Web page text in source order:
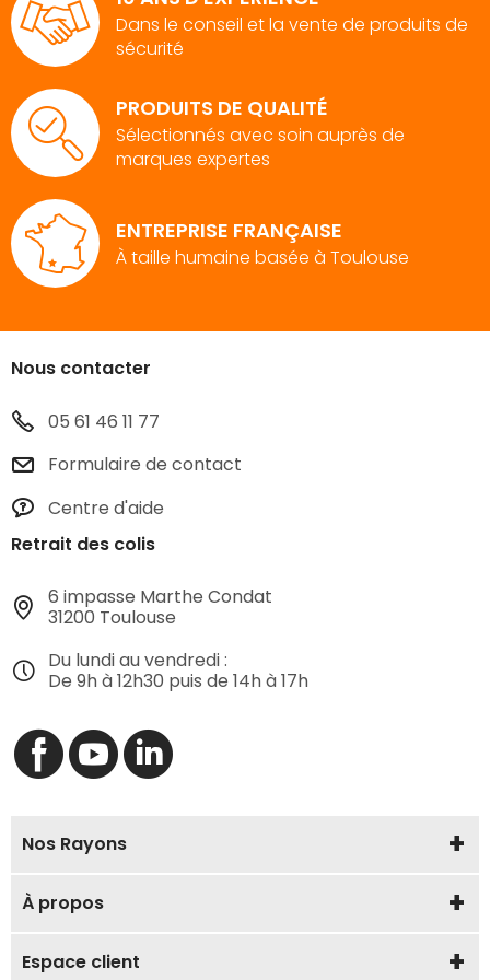
Dans le conseil et la vente de produits de
sécurité
PRODUITS DE QUALITÉ
Sélectionnés avec soin auprès de
marques expertes
ENTREPRISE FRANÇAISE
À taille humaine basée à Toulouse
Nous contacter
05 61 46 11 77
Formulaire de contact
Centre d'aide
Retrait des colis
6 impasse Marthe Condat
31200 Toulouse
Du lundi au vendredi :
De 9h à 12h30 puis de 14h à 17h
Nos Rayons
À propos
Espace client